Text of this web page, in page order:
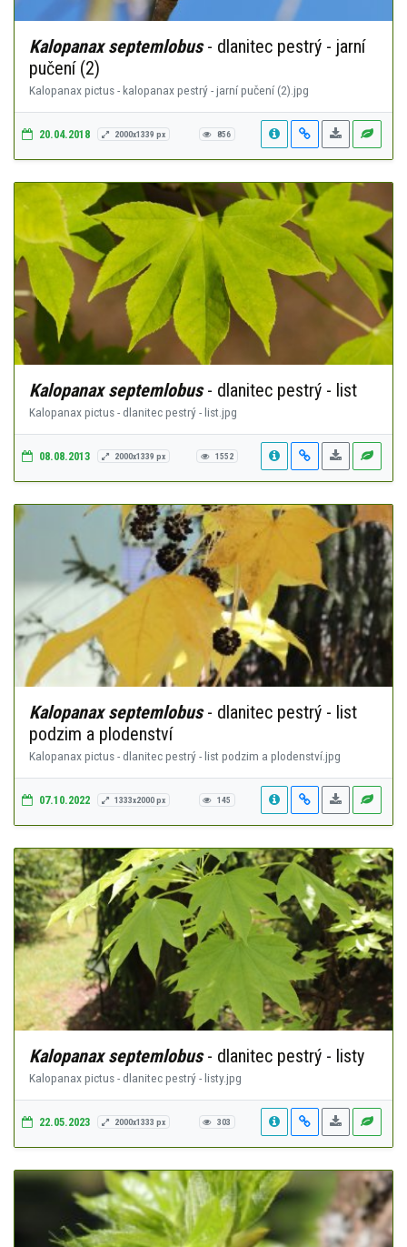
Kalopanax septemlobus- dlanitec pestrý - jarní
pučení (2)
Kalopanax pictus - kalopanax pestrý - jarní pučení (2).jpg
20.04.2018 2000x1339 px 856
Kalopanax septemlobus- dlanitec pestrý - list
Kalopanax pictus - dlanitec pestrý - list.jpg
08.08.2013 2000x1339 px 1552
Kalopanax septemlobus- dlanitec pestrý - list
podzim a plodenství
Kalopanax pictus - dlanitec pestrý - list podzim a plodenství.jpg
07.10.2022 1333x2000 px 145
Kalopanax septemlobus- dlanitec pestrý - listy
Kalopanax pictus - dlanitec pestrý - listy.jpg
22.05.2023 2000x1333 px 303